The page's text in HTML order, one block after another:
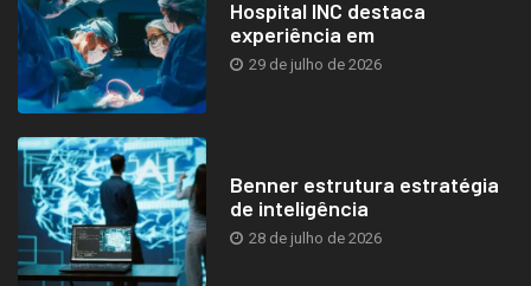
Hospital INC destaca
experiência em
29 de julho de 2026
Benner estrutura estratégia
de inteligência
28 de julho de 2026